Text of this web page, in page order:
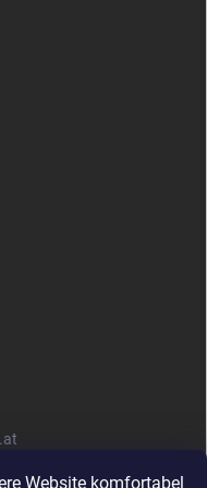
Website komfortabel